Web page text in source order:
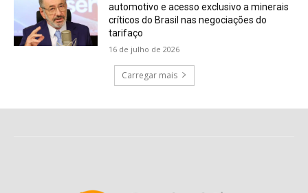
automotivo e acesso exclusivo a minerais
críticos do Brasil nas negociações do
tarifaço
16 de julho de 2026
Carregar mais